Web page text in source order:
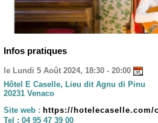
Infos pratiques
le Lundi 5 Août 2024, 18:30 - 20:00
Hôtel E Caselle, Lieu dit Agnu di Pinu
20231 Venaco
Site web : https://hotelecaselle.com/
Tel : 04 95 47 39 00